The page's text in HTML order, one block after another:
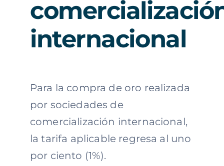
internacional
Para la compra de oro realizada
por sociedades de
comercialización internacional,
la tarifa aplicable regresa al uno
por ciento (1%).